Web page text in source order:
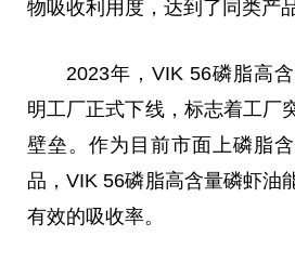
物吸收利用度，达到了同类产品
2023年，VIK 56磷脂高
明工厂正式下线，标志着工厂
壁垒。作为目前市面上磷脂
品，VIK 56磷脂高含量磷虾油
有效的吸收率。